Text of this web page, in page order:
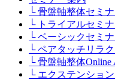
└ 骨盤軸整体セミ
└ トライアルセミ
└ ベーシックセミ
└ ペアタッチリラ
└ 骨盤軸整体Online
└ エクステンショ